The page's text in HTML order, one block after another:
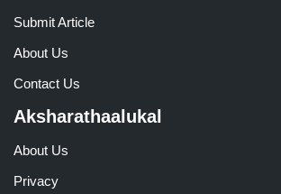
Submit Article
About Us
Contact Us
Aksharathaalukal
About Us
Privacy